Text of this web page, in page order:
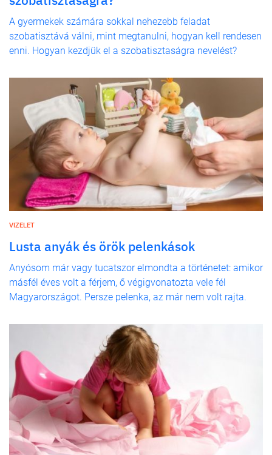
A gyermekek számára sokkal nehezebb feladat
szobatisztává válni, mint megtanulni, hogyan kell rendesen
enni. Hogyan kezdjük el a szobatisztaságra nevelést?
VIZELET
Lusta anyák és örök pelenkások
Anyósom már vagy tucatszor elmondta a történetet: amikor
másfél éves volt a férjem, ő végigvonatozta vele fél
Magyarországot. Persze pelenka, az már nem volt rajta.